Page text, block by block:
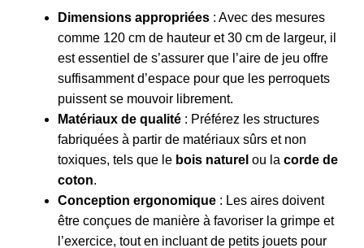
Dimensions appropriées : Avec des mesures
comme 120 cm de hauteur et 30 cm de largeur, il
est essentiel de s’assurer que l’aire de jeu offre
suffisamment d’espace pour que les perroquets
puissent se mouvoir librement.
Matériaux de qualité : Préférez les structures
fabriquées à partir de matériaux sûrs et non
toxiques, tels que le bois naturel ou la corde de
coton.
Conception ergonomique : Les aires doivent
être conçues de manière à favoriser la grimpe et
l’exercice, tout en incluant de petits jouets pour